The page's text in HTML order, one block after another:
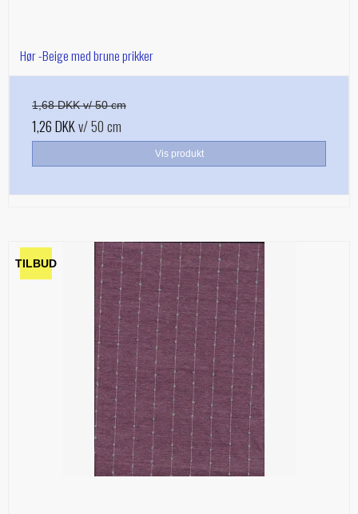
Hør -Beige med brune prikker
1,68 DKK v/ 50 cm
1,26 DKKv/ 50 cm
Vis produkt
TILBUD